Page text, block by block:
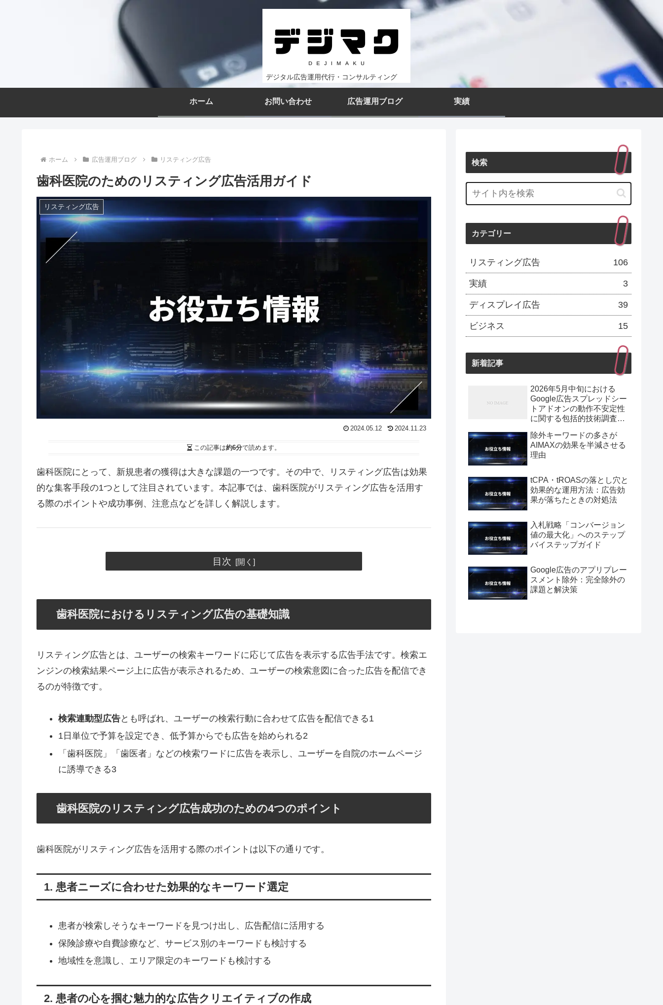
デジタル広告運用代行・コンサルティング
ホーム お問い合わせ 広告運用ブログ 実績
ホーム 広告運用ブログ リスティング広告
歯科医院のためのリスティング広告活用ガイド
リスティング広告
2024.05.12 2024.11.23
この記事は約6分で読めます。
歯科医院にとって、新規患者の獲得は大きな課題の一つです。その中で、リスティング広告は効果
的な集客手段の1つとして注目されています。本記事では、歯科医院がリスティング広告を活用す
る際のポイントや成功事例、注意点などを詳しく解説します。
目次
歯科医院におけるリスティング広告の基礎知識
リスティング広告とは、ユーザーの検索キーワードに応じて広告を表示する広告手法です。検索エ
ンジンの検索結果ページ上に広告が表示されるため、ユーザーの検索意図に合った広告を配信でき
るのが特徴です。
検索連動型広告とも呼ばれ、ユーザーの検索行動に合わせて広告を配信できる1
1日単位で予算を設定でき、低予算からでも広告を始められる2
「歯科医院」「歯医者」などの検索ワードに広告を表示し、ユーザーを自院のホームページ
に誘導できる3
歯科医院のリスティング広告成功のための4つのポイント
歯科医院がリスティング広告を活用する際のポイントは以下の通りです。
1. 患者ニーズに合わせた効果的なキーワード選定
患者が検索しそうなキーワードを見つけ出し、広告配信に活用する
保険診療や自費診療など、サービス別のキーワードも検討する
地域性を意識し、エリア限定のキーワードも検討する
2. 患者の心を掴む魅力的な広告クリエイティブの作成
検索
カテゴリー
リスティング広告 106
実績 3
ディスプレイ広告 39
ビジネス 15
新着記事
2026年5月中旬における
Google広告スプレッドシー
トアドオンの動作不安定性
に関する包括的技術調査報
除外キーワードの多さが
AIMAXの効果を半減させる
理由
tCPA・tROASの落とし穴と
効果的な運用方法：広告効
果が落ちたときの対処法
入札戦略「コンバージョン
値の最大化」へのステップ
バイステップガイド
Google広告のアプリプレー
スメント除外：完全除外の
課題と解決策